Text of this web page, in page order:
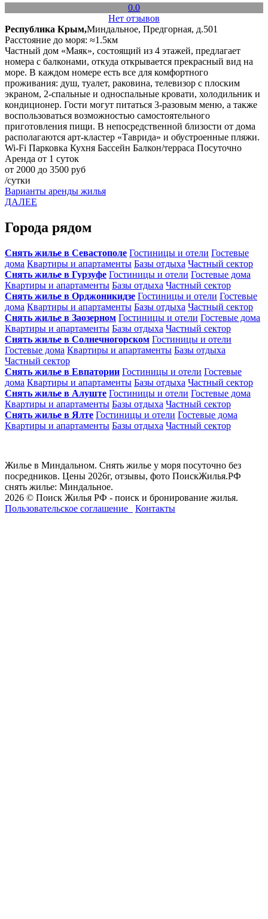
0.0
Нет отзывов
Республика Крым,Миндальное, Предгорная, д.501
Расстояние до моря: ≈1.5км
Частный дом «Маяк», состоящий из 4 этажей, предлагает
номера с балконами, откуда открывается прекрасный вид на
море. В каждом номере есть все для комфортного
проживания: душ, туалет, раковина, телевизор с плоским
экраном, 2-спальные и односпальные кровати, холодильник и
кондиционер. Гости могут питаться 3-разовым меню, а также
воспользоваться возможностью самостоятельного
приготовления пищи. В непосредственной близости от дома
располагаются арт-кластер «Таврида» и обустроенные пляжи.
Wi-Fi Парковка Кухня Бассейн Балкон/терраса Посуточно
Аренда от 1 суток
от 2000 до 3500 руб
/сутки
Варианты аренды жилья
ДАЛЕЕ
Города рядом
Снять жилье в Севастополе Гостиницы и отели Гостевые
дома Квартиры и апартаменты Базы отдыха Частный сектор
Снять жилье в Гурзуфе Гостиницы и отели Гостевые дома
Квартиры и апартаменты Базы отдыха Частный сектор
Снять жилье в Орджоникидзе Гостиницы и отели Гостевые
дома Квартиры и апартаменты Базы отдыха Частный сектор
Снять жилье в Заозерном Гостиницы и отели Гостевые дома
Квартиры и апартаменты Базы отдыха Частный сектор
Снять жилье в Солнечногорском Гостиницы и отели
Гостевые дома Квартиры и апартаменты Базы отдыха
Частный сектор
Снять жилье в Евпатории Гостиницы и отели Гостевые
дома Квартиры и апартаменты Базы отдыха Частный сектор
Снять жилье в Алуште Гостиницы и отели Гостевые дома
Квартиры и апартаменты Базы отдыха Частный сектор
Снять жилье в Ялте Гостиницы и отели Гостевые дома
Квартиры и апартаменты Базы отдыха Частный сектор
Жилье в Миндальном. Снять жилье у моря посуточно без
посредников. Цены 2026г, отзывы, фото ПоискЖилья.РФ
снять жилье: Миндальное.
2026 © Поиск Жилья РФ - поиск и бронирование жилья.
Пользовательское соглашение
Контакты